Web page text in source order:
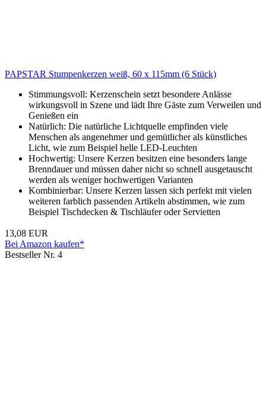
PAPSTAR Stumpenkerzen weiß, 60 x 115mm (6 Stück)
Stimmungsvoll: Kerzenschein setzt besondere Anlässe
wirkungsvoll in Szene und lädt Ihre Gäste zum Verweilen und
Genießen ein
Natürlich: Die natürliche Lichtquelle empfinden viele
Menschen als angenehmer und gemütlicher als künstliches
Licht, wie zum Beispiel helle LED-Leuchten
Hochwertig: Unsere Kerzen besitzen eine besonders lange
Brenndauer und müssen daher nicht so schnell ausgetauscht
werden als weniger hochwertigen Varianten
Kombinierbar: Unsere Kerzen lassen sich perfekt mit vielen
weiteren farblich passenden Artikeln abstimmen, wie zum
Beispiel Tischdecken & Tischläufer oder Servietten
13,08 EUR
Bei Amazon kaufen*
Bestseller Nr. 4